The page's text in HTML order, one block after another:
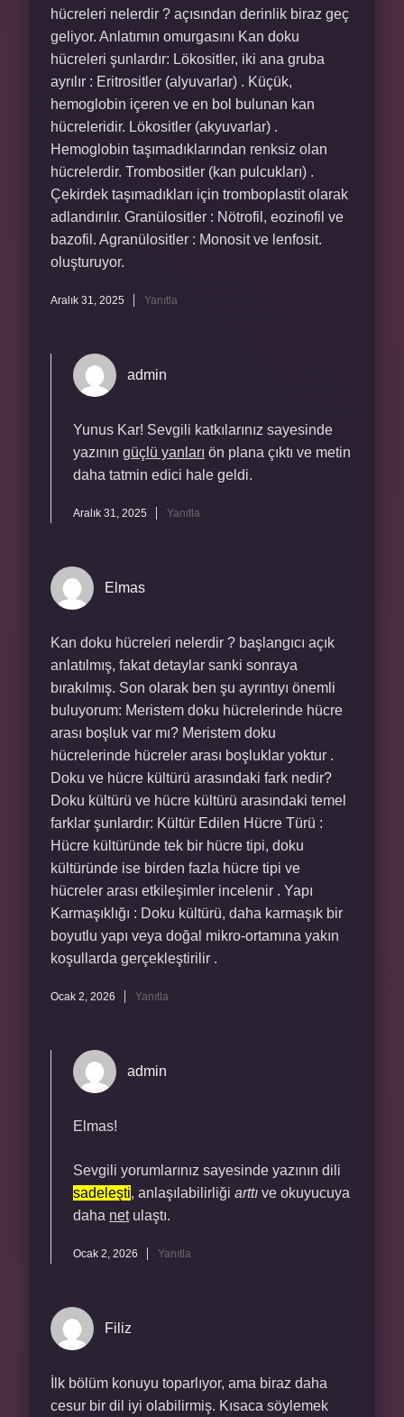
hücreleri nelerdir ? açısından derinlik biraz geç
geliyor. Anlatımın omurgasını Kan doku
hücreleri şunlardır: Lökositler, iki ana gruba
ayrılır : Eritrositler (alyuvarlar) . Küçük,
hemoglobin içeren ve en bol bulunan kan
hücreleridir. Lökositler (akyuvarlar) .
Hemoglobin taşımadıklarından renksiz olan
hücrelerdir. Trombositler (kan pulcukları) .
Çekirdek taşımadıkları için tromboplastit olarak
adlandırılır. Granülositler : Nötrofil, eozinofil ve
bazofil. Agranülositler : Monosit ve lenfosit.
oluşturuyor.
Aralık 31, 2025 Yanıtla
admin
Yunus Kar! Sevgili katkılarınız sayesinde
yazının güçlü yanları ön plana çıktı ve metin
daha tatmin edici hale geldi.
Aralık 31, 2025 Yanıtla
Elmas
Kan doku hücreleri nelerdir ? başlangıcı açık
anlatılmış, fakat detaylar sanki sonraya
bırakılmış. Son olarak ben şu ayrıntıyı önemli
buluyorum: Meristem doku hücrelerinde hücre
arası boşluk var mı? Meristem doku
hücrelerinde hücreler arası boşluklar yoktur .
Doku ve hücre kültürü arasındaki fark nedir?
Doku kültürü ve hücre kültürü arasındaki temel
farklar şunlardır: Kültür Edilen Hücre Türü :
Hücre kültüründe tek bir hücre tipi, doku
kültüründe ise birden fazla hücre tipi ve
hücreler arası etkileşimler incelenir . Yapı
Karmaşıklığı : Doku kültürü, daha karmaşık bir
boyutlu yapı veya doğal mikro-ortamına yakın
koşullarda gerçekleştirilir .
Ocak 2, 2026 Yanıtla
admin
Elmas!
Sevgili yorumlarınız sayesinde yazının dili
sadeleşti, anlaşılabilirliği arttı ve okuyucuya
daha netulaştı.
Ocak 2, 2026 Yanıtla
Filiz
İlk bölüm konuyu toparlıyor, ama biraz daha
cesur bir dil iyi olabilirmiş. Kısaca söylemek